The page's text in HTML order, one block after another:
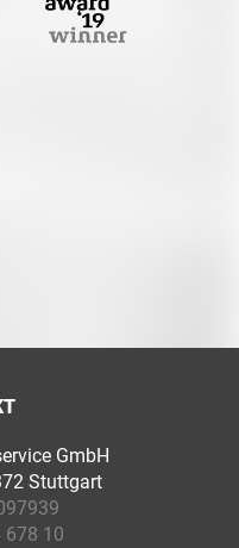
GmbH
Stuttgart
678 10